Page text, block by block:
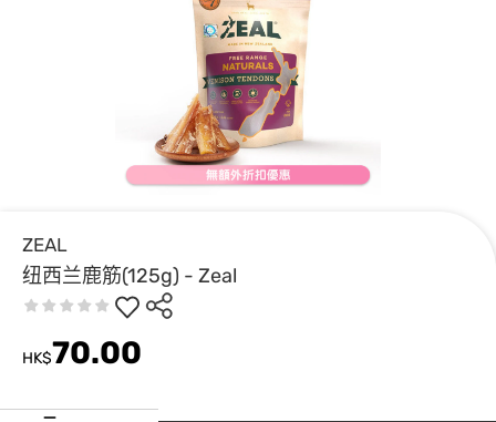
ZEAL
纽西兰鹿筋(125g) - Zeal
HK$70.00